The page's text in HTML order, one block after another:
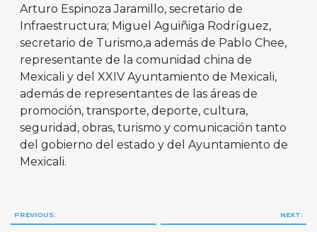
Arturo Espinoza Jaramillo, secretario de
Infraestructura; Miguel Aguiñiga Rodríguez,
secretario de Turismo,a además de Pablo Chee,
representante de la comunidad china de
Mexicali y del XXIV Ayuntamiento de Mexicali,
además de representantes de las áreas de
promoción, transporte, deporte, cultura,
seguridad, obras, turismo y comunicación tanto
del gobierno del estado y del Ayuntamiento de
Mexicali.
Navegación
PREVIOUS: NEXT: